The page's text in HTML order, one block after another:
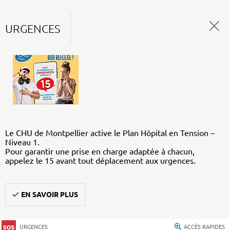
URGENCES
Le CHU de Montpellier active le Plan Hôpital en Tension –
Niveau 1.
Pour garantir une prise en charge adaptée à chacun,
appelez le 15 avant tout déplacement aux urgences.
EN SAVOIR PLUS
URGENCES ACCÈS RAPIDES